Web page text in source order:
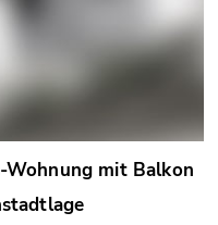
Wohnung mit Balkon